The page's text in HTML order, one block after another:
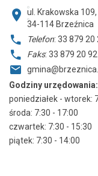
ul. Krakowska 109,
34-114 Brzeźnica
Telefon: 33 879 20
Faks: 33 879 20 92
Godziny urzędowania:
poniedziałek - wtorek:
środa: 7:30 - 17:00
czwartek: 7:30 - 15:30
piątek: 7:30 - 14:00